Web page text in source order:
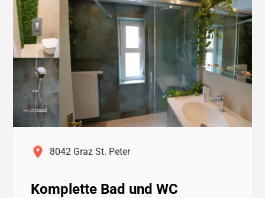
8042 Graz St. Peter
Komplette Bad und WC